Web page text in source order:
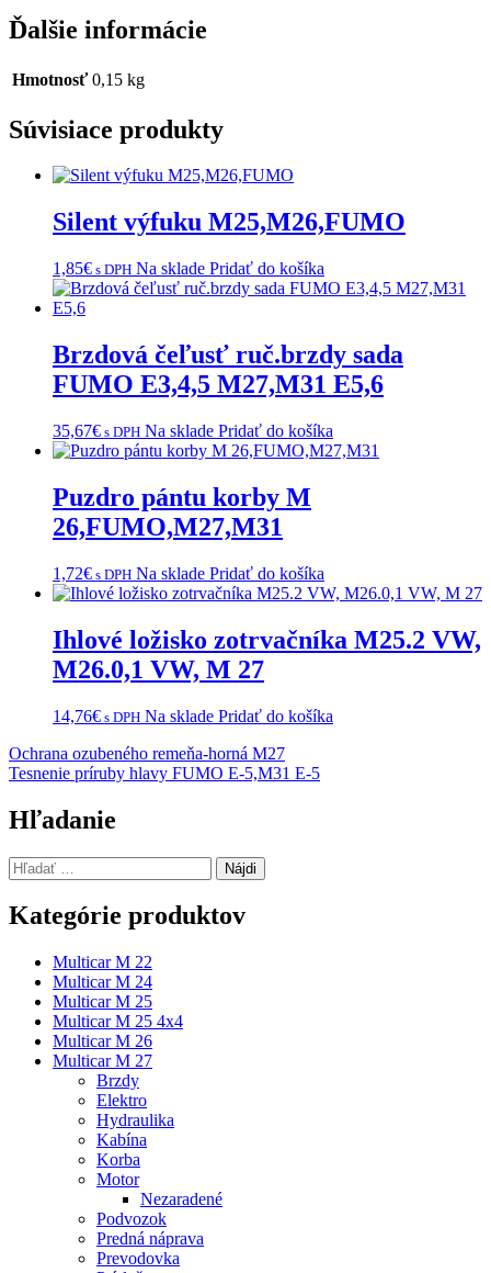
Ďalšie informácie
Hmotnosť 0,15 kg
Súvisiace produkty
Silent výfuku M25,M26,FUMO
1,85€ s DPH Na sklade Pridať do košíka
Brzdová čeľusť ruč.brzdy sada
FUMO E3,4,5 M27,M31 E5,6
35,67€ s DPH Na sklade Pridať do košíka
Puzdro pántu korby M
26,FUMO,M27,M31
1,72€ s DPH Na sklade Pridať do košíka
Ihlové ložisko zotrvačníka M25.2 VW,
M26.0,1 VW, M 27
14,76€ s DPH Na sklade Pridať do košíka
Navigácia
v
článku
Ochrana ozubeného remeňa-horná M27
Tesnenie príruby hlavy FUMO E-5,M31 E-5
Hľadanie
Hľadať:
Kategórie produktov
Multicar M 22
Multicar M 24
Multicar M 25
Multicar M 25 4x4
Multicar M 26
Multicar M 27
Brzdy
Elektro
Hydraulika
Kabína
Korba
Motor
Nezaradené
Podvozok
Predná náprava
Prevodovka